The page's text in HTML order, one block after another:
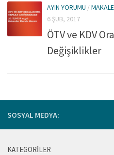
Özgeçmiş
Yayınlanmış Çalışmalar
Danışmanlıklar, Jüri Üyelikleri ve
Öğrenci
For Englısh
Yasal Uyarı
AYIN YORUMU /
6 ŞUB, 2017
ÖTV ve KDV
Değişiklikler
SOSYAL MEDYA:
KATEGORILER